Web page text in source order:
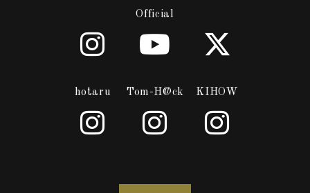
Official
hotaru Tom-H@ck KIHOW